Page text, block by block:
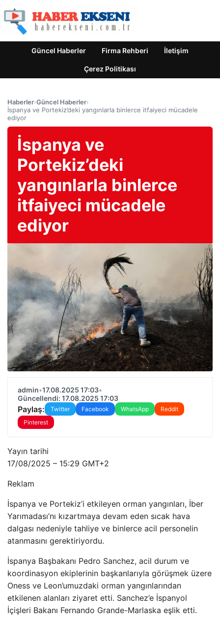
Güncel Haberler Firma Rehberi İletişim
Çerez Politikası
Haberler›Güncel Haberler›
İspanya ve Portekiz’deki yangınlarla binlerce itfaiyeci mücadele
ediyor
İspanya ve
Portekiz’deki
yangınlarla binlerce
itfaiyeci mücadele
ediyor
admin•17.08.2025 17:03•
Güncellendi: 17.08.2025 17:03
Paylaş: Twitter Facebook WhatsApp
Reddit
Pinterest
Yayın tarihi
17/08/2025 – 15:29 GMT+2
Reklam
İspanya ve Portekiz’i etkileyen orman yangınları, İber
Yarımadası’nı kızartmaya devam eden sıcak hava
dalgası nedeniyle tahliye ve binlerce acil personelin
atanmasını gerektiriyordu.
İspanya Başbakanı Pedro Sanchez, acil durum ve
koordinasyon ekiplerinin başkanlarıyla görüşmek üzere
Oness ve Leon’umuzdaki orman yangınlarından
etkilenen alanları ziyaret etti. Sanchez’e İspanyol
İçişleri Bakanı Fernando Grande-Marlaska eşlik etti.